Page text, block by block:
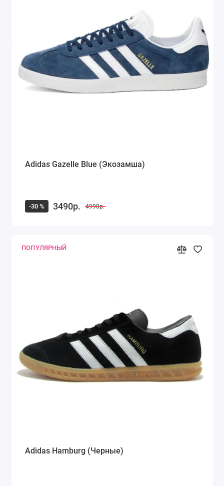
Adidas Gazelle Blue (Экозамша)
-30 % 3490р. 4990р.
ПОПУЛЯРНЫЙ
Adidas Hamburg (Черные)